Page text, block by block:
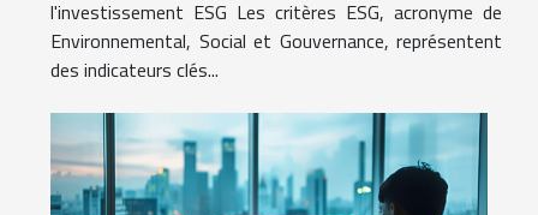
l'investissement ESG Les critères ESG, acronyme de
Environnemental, Social et Gouvernance, représentent
des indicateurs clés...